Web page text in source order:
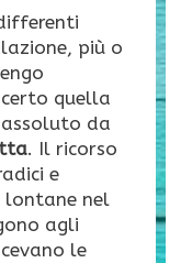
più o
quella
da
. Il ricorso
e
nel
agli
le